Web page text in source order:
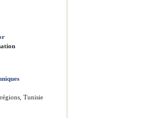
Tunisie